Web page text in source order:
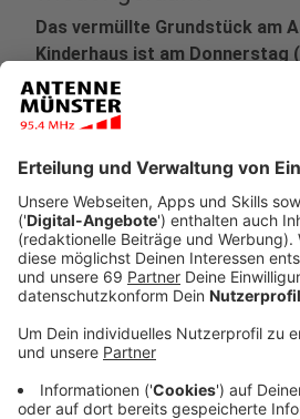
Das vermüllte Grundstück am
Kinderhaus ist am Donnerstag
Mal geräumt worden. Polizei
waren vor Ort.
Anzeige
Am Althausweg in Kinderhaus sind
hat die Stadt das Grundstück
Dezember hatte sich dort wieder